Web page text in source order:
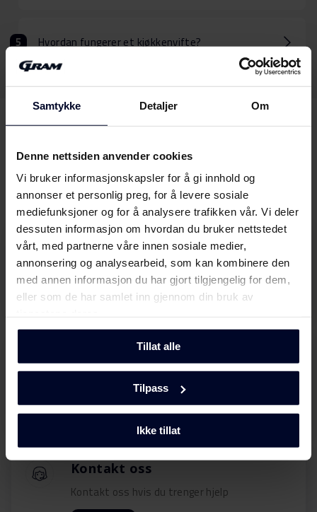
Samtykke Detaljer Om
Denne nettsiden anvender cookies
Vi bruker informasjonskapsler for å gi innhold og
annonser et personlig preg, for å levere sosiale
mediefunksjoner og for å analysere trafikken vår. Vi deler
dessuten informasjon om hvordan du bruker nettstedet
vårt, med partnerne våre innen sosiale medier,
annonsering og analysearbeid, som kan kombinere den
med annen informasjon du har gjort tilgjengelig for dem,
eller som de har samlet inn gjennom din bruk av
Tillat alle
Tilpass
Ikke tillat
Hvordan fungerer et kjøkkenvifte?
Kan vi hjelpemed noe
annet?
Bruksanvisninger
Finn din GRAM-bruksanvisning her
Velg
Be om service
Velg
Kontakt oss
Kontakt oss hvis du trenger hjelp